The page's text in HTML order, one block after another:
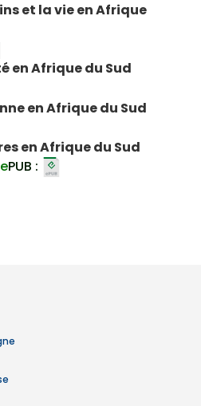
et la vie en Afrique
en Afrique du Sud
en Afrique du Sud
en Afrique du Sud
ePUB :